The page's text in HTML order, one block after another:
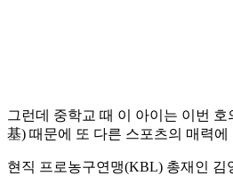
그런데 중학교 때 이 아이는 이번
基) 때문에 또 다른 스포츠의 매력에
현직 프로농구연맹(KBL) 총재인 김